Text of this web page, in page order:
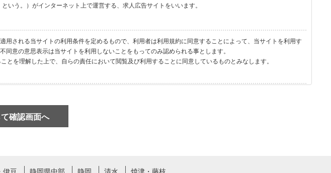
う。）がインターネット上で運営する、求人広告サイトをいいます。
される当サイトの利用条件を定めるもので、利用者は利用規約に同意することによって、当サイトを利用す
意の意思表示は当サイトを利用しないことをもってのみ認められる事とします。
を理解した上で、自らの責任において閲覧及び利用することに同意しているものとみなします。
確認画面へ
伊豆 静岡県中部 静岡 清水 焼津・藤枝